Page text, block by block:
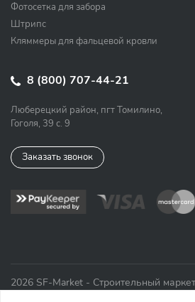
Фотосетка для забора
Штрипс
Кляммеры для фальцевой кровли
8 (800) 707-44-21
Люберецкий район, пгт Томилино,
Гоголя, 39 с. 9
Заказать звонок
2026 SF-Market - Строительный